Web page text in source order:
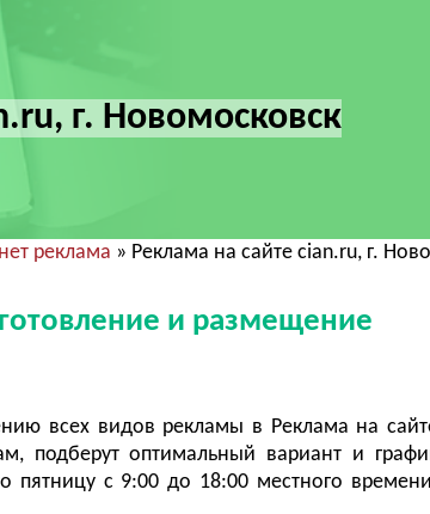
г. Новомосковск
реклама » Реклама на сайте cian.ru, г.
и размещение
всех видов рекламы в Реклама на
подберут оптимальный вариант и
с 9:00 до 18:00 местного